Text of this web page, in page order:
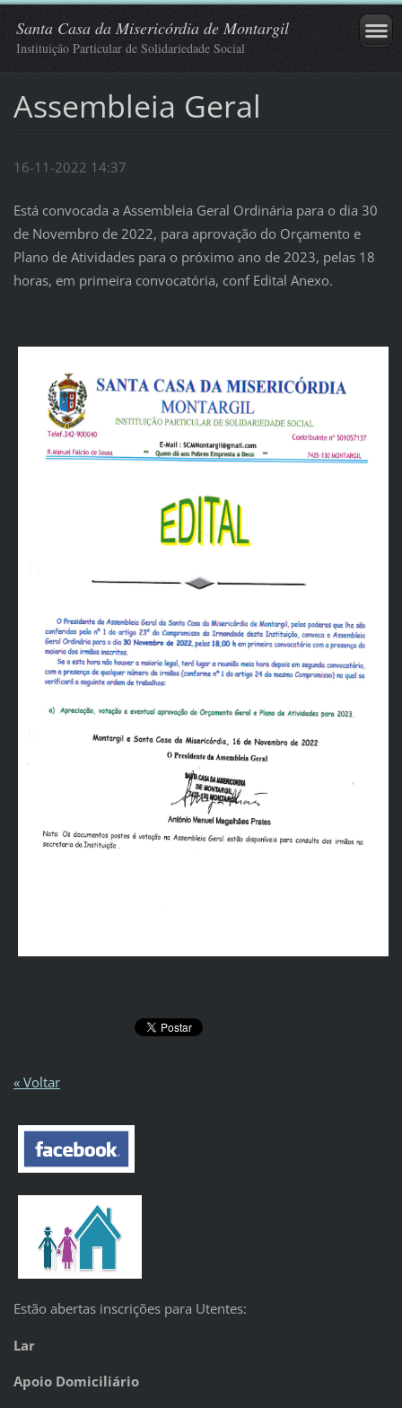
Santa Casa da Misericórdia de Montargil
Instituição Particular de Solidariedade Social
Assembleia Geral
16-11-2022 14:37
Está convocada a Assembleia Geral Ordinária para o dia 30
de Novembro de 2022, para aprovação do Orçamento e
Plano de Atividades para o próximo ano de 2023, pelas 18
horas, em primeira convocatória, conf Edital Anexo.
« Voltar
Estão abertas inscrições para Utentes:
Lar
Apoio Domiciliário